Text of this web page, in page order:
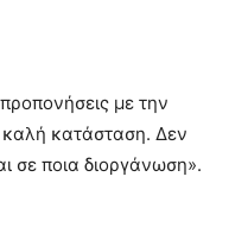
με την
καλή κατάσταση. Δεν
σε ποια διοργάνωση».